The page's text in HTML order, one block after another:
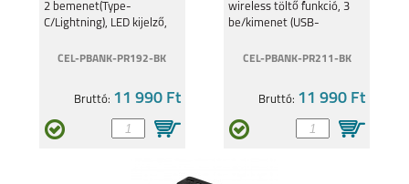
2 bemenet(Type-
C/Lightning), LED kijelző,
CEL-PBANK-PR192-BK
Bruttó: 11 990 Ft
wireless töltő funkció, 3
be/kimenet (USB-
CEL-PBANK-PR211-BK
Bruttó: 11 990 Ft